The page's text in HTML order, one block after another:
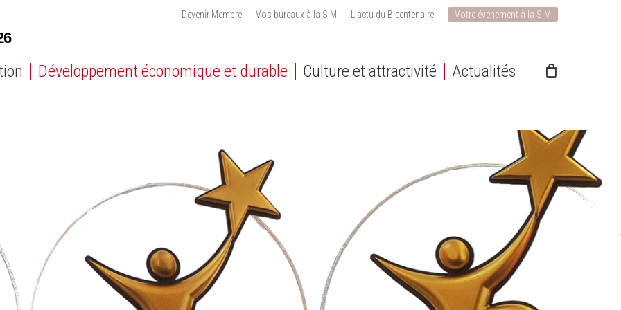
Devenir Membre Vos bureaux à la SIM L’actu du Bicentenaire Votre événement à la SIM
Développement économique et durable Culture et attractivité Actualités